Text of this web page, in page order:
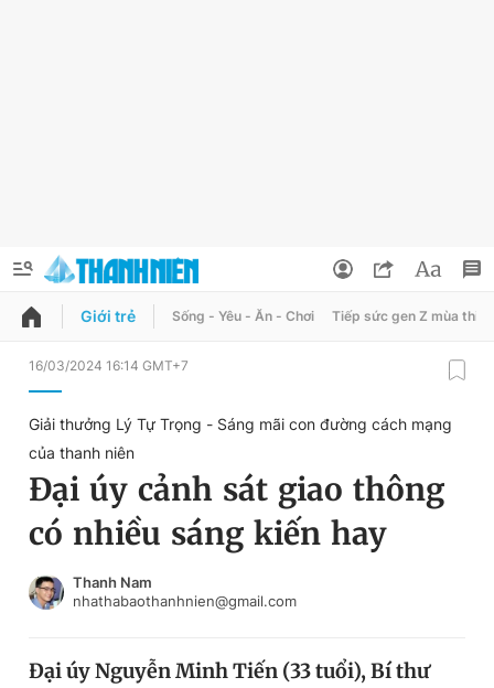
QUẢNG CÁO
Chuyên mục
Chuyên mục khác
Chào ngày mới
Đổi mật khẩu
Tin đã lưu
Tin đã xem
Đăng xuất
Giới trẻ Sống - Yêu - Ăn - Chơi Tiếp sức gen Z mùa thi
16/03/2024 16:14 GMT+7
Giải thưởng Lý Tự Trọng - Sáng mãi con đường cách mạng
của thanh niên
Đại úy cảnh sát giao thông
có nhiều sáng kiến hay
Thanh Nam
nhathabaothanhnien@gmail.com
Đại úy Nguyễn Minh Tiến (33 tuổi), Bí thư